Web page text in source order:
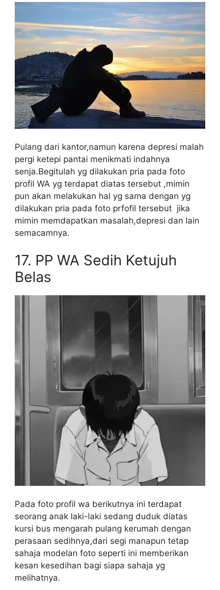
Pulang dari kantor,namun karena depresi malah
pergi ketepi pantai menikmati indahnya
senja.Begitulah yg dilakukan pria pada foto
profil WA yg terdapat diatas tersebut ,mimin
pun akan melakukan hal yg sama dengan yg
dilakukan pria pada foto prfofil tersebut jika
mimin memdapatkan masalah,depresi dan lain
semacamnya.
17. PP WA Sedih Ketujuh
Belas
Pada foto profil wa berikutnya ini terdapat
seorang anak laki-laki sedang duduk diatas
kursi bus mengarah pulang kerumah dengan
perasaan sedihnya,dari segi manapun tetap
sahaja modelan foto seperti ini memberikan
kesan kesedihan bagi siapa sahaja yg
melihatnya.